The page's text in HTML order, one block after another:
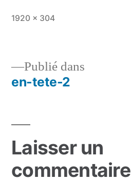
Taille
1920 × 304
Navigation
l’article
Publié dans
en-tete-2
Laisser un
commentaire